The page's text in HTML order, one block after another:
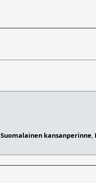
Suomalainen kansanperinne,